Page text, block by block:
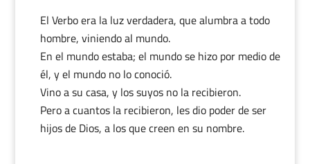
El Verbo era la luz verdadera, que alumbra a todo
hombre, viniendo al mundo.
En el mundo estaba; el mundo se hizo por medio de
él, y el mundo no lo conoció.
Vino a su casa, y los suyos no la recibieron.
Pero a cuantos la recibieron, les dio poder de ser
hijos de Dios, a los que creen en su nombre.